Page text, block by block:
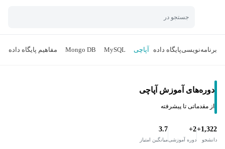
جستجو در
برنامه‌نویسیپایگاه داده آپاچی MySQL
Mongo DB مفاهیم پایگاه داده
دوره‌های آموزش آپاچی
از مقدماتی تا پیشرفته
1,322+
دانشجو
2+
دوره آموزشی
3.7
میانگین امتیاز